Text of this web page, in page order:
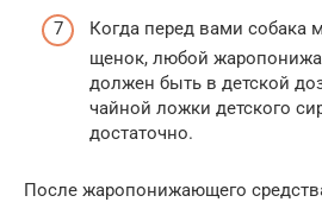
Когда перед вами собака
щенок, любой
должен быть в детской
чайной ложки детского
достаточно.
После жаропонижающего